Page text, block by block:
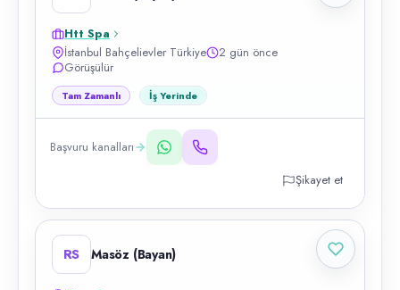
Htt Spa
İstanbul Bahçelievler Türkiye
2 gün önce
Görüşülür
Tam Zamanlı İş Yerinde
Başvuru kanalları
Şikayet et
RS Masöz (Bayan)